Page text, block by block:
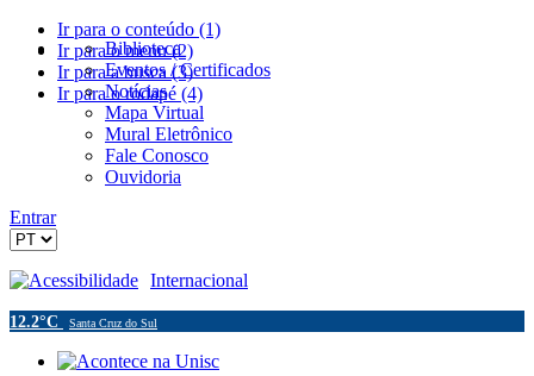
Ir para o conteúdo (1)
Ir para o menu (2)
Ir para a busca (3)
Ir para o rodapé (4)
Biblioteca
Eventos / Certificados
Notícias
Mapa Virtual
Mural Eletrônico
Fale Conosco
Ouvidoria
Entrar
Acessibilidade Internacional
12.2°C Santa Cruz do Sul